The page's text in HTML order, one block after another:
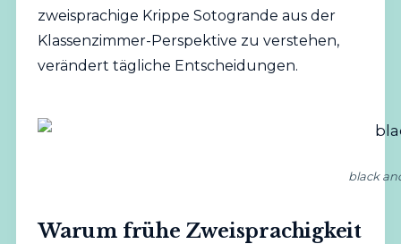
zweisprachige Krippe Sotogrande aus der
Klassenzimmer-Perspektive zu verstehen,
verändert tägliche Entscheidungen.
black
Warum frühe Zweisprachigkeit